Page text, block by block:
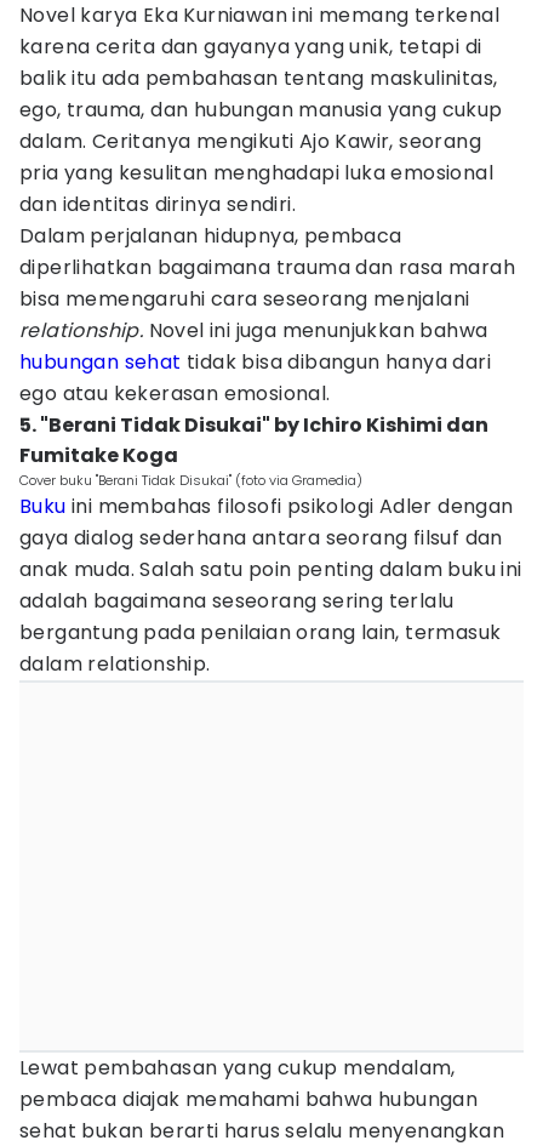
Novel karya Eka Kurniawan ini memang terkenal
karena cerita dan gayanya yang unik, tetapi di
balik itu ada pembahasan tentang maskulinitas,
ego, trauma, dan hubungan manusia yang cukup
dalam. Ceritanya mengikuti Ajo Kawir, seorang
pria yang kesulitan menghadapi luka emosional
dan identitas dirinya sendiri.
Dalam perjalanan hidupnya, pembaca
diperlihatkan bagaimana trauma dan rasa marah
bisa memengaruhi cara seseorang menjalani
relationship. Novel ini juga menunjukkan bahwa
hubungan sehat tidak bisa dibangun hanya dari
ego atau kekerasan emosional.
5. "Berani Tidak Disukai" by Ichiro Kishimi dan
Fumitake Koga
Cover buku "Berani Tidak Disukai" (foto via Gramedia)
Buku ini membahas filosofi psikologi Adler dengan
gaya dialog sederhana antara seorang filsuf dan
anak muda. Salah satu poin penting dalam buku ini
adalah bagaimana seseorang sering terlalu
bergantung pada penilaian orang lain, termasuk
dalam relationship.
Lewat pembahasan yang cukup mendalam,
pembaca diajak memahami bahwa hubungan
sehat bukan berarti harus selalu menyenangkan